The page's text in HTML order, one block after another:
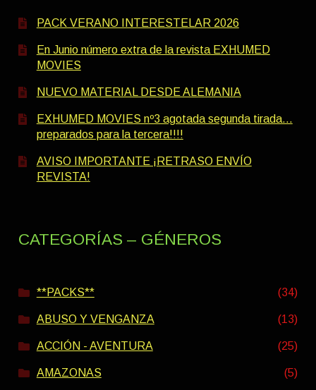
PACK VERANO INTERESTELAR 2026
En Junio número extra de la revista EXHUMED
MOVIES
NUEVO MATERIAL DESDE ALEMANIA
EXHUMED MOVIES nº3 agotada segunda tirada…
preparados para la tercera!!!!
AVISO IMPORTANTE ¡RETRASO ENVÍO
REVISTA!
CATEGORÍAS – GÉNEROS
**PACKS** (34)
ABUSO Y VENGANZA (13)
ACCIÓN - AVENTURA (25)
AMAZONAS (5)